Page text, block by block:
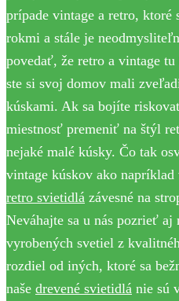
prípade vintage a retro,
rokmi a stále je
povedať, že retro a vintage
ste si svoj domov mali
kúskami. Ak sa bojíte
miestnosť premeniť na štýl
nejaké malé kúsky. Čo tak
vintage kúskov ako
retro svietidlá závesné na
Neváhajte sa u nás pozrieť aj
vyrobených svetiel z
rozdiel od iných, ktoré sa
naše drevené svietidlá nie sú